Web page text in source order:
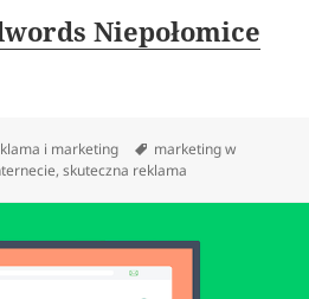
Niepołomice
i marketing Tagi
marketing w
,skuteczna reklama